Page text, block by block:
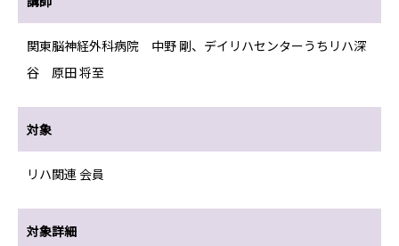
関東脳神経外科病院 中野 剛、デイリハセンターうちリハ深
谷 原田 将至
対象
リハ関連 会員
対象詳細